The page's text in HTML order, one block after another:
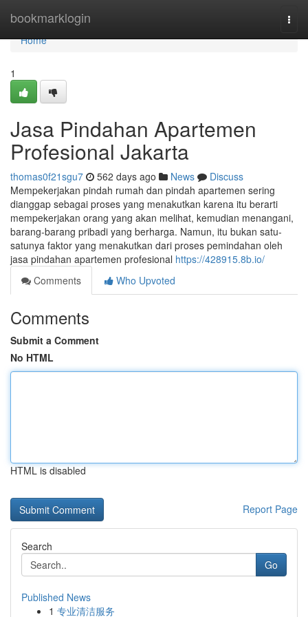
bookmarklogin
Home
Home
1
Jasa Pindahan Apartemen
Profesional Jakarta
thomas0f21sgu7 562 days ago News
Discuss
Mempekerjakan pindah rumah dan pindah apartemen sering
dianggap sebagai proses yang menakutkan karena itu berarti
mempekerjakan orang yang akan melihat, kemudian menangani,
barang-barang pribadi yang berharga. Namun, itu bukan satu-
satunya faktor yang menakutkan dari proses pemindahan oleh
jasa pindahan apartemen profesional https://428915.8b.io/
Comments
Who Upvoted
Comments
Submit a Comment
No HTML
HTML is disabled
Report Page
Search
Go
Published News
1 专业清洁服务